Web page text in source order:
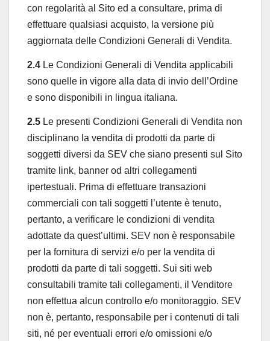
con regolarità al Sito ed a consultare, prima di
effettuare qualsiasi acquisto, la versione più
aggiornata delle Condizioni Generali di Vendita.
2.4 Le Condizioni Generali di Vendita applicabili
sono quelle in vigore alla data di invio dell’Ordine
e sono disponibili in lingua italiana.
2.5 Le presenti Condizioni Generali di Vendita non
disciplinano la vendita di prodotti da parte di
soggetti diversi da SEV che siano presenti sul Sito
tramite link, banner od altri collegamenti
ipertestuali. Prima di effettuare transazioni
commerciali con tali soggetti l’utente è tenuto,
pertanto, a verificare le condizioni di vendita
adottate da quest’ultimi. SEV non è responsabile
per la fornitura di servizi e/o per la vendita di
prodotti da parte di tali soggetti. Sui siti web
consultabili tramite tali collegamenti, il Venditore
non effettua alcun controllo e/o monitoraggio. SEV
non è, pertanto, responsabile per i contenuti di tali
siti, né per eventuali errori e/o omissioni e/o